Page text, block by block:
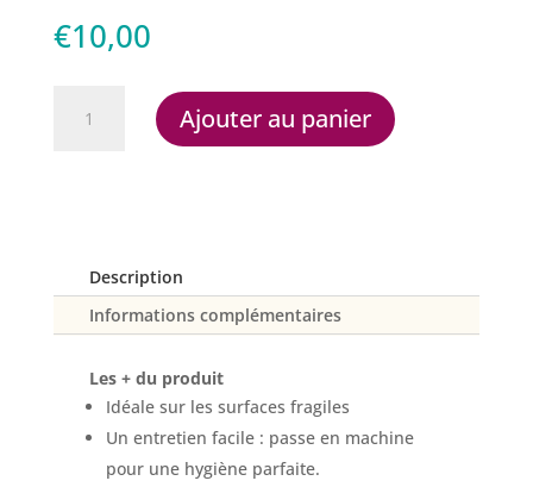
€10,00
Ajouter au panier
Description
Informations complémentaires
Les + du produit
Idéale sur les surfaces fragiles
Un entretien facile : passe en machine
pour une hygiène parfaite.